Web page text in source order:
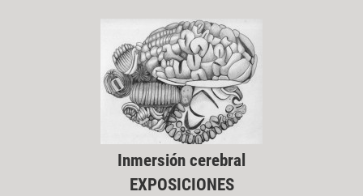
Inmersión cerebral
EXPOSICIONES